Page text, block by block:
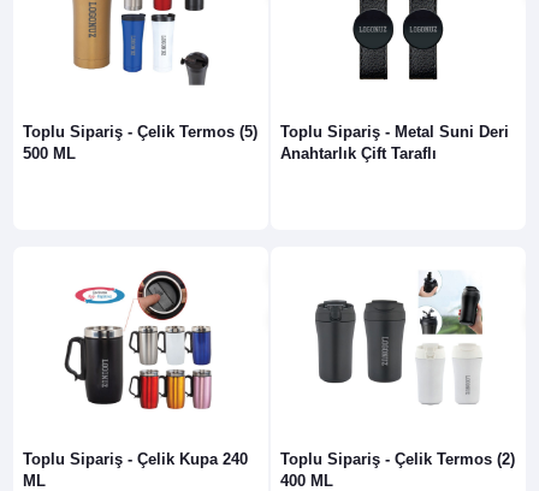
Toplu Sipariş - Çelik Termos (5)
500 ML
Toplu Sipariş - Metal Suni Deri
Anahtarlık Çift Taraflı
Toplu Sipariş - Çelik Kupa 240
ML
Toplu Sipariş - Çelik Termos (2)
400 ML